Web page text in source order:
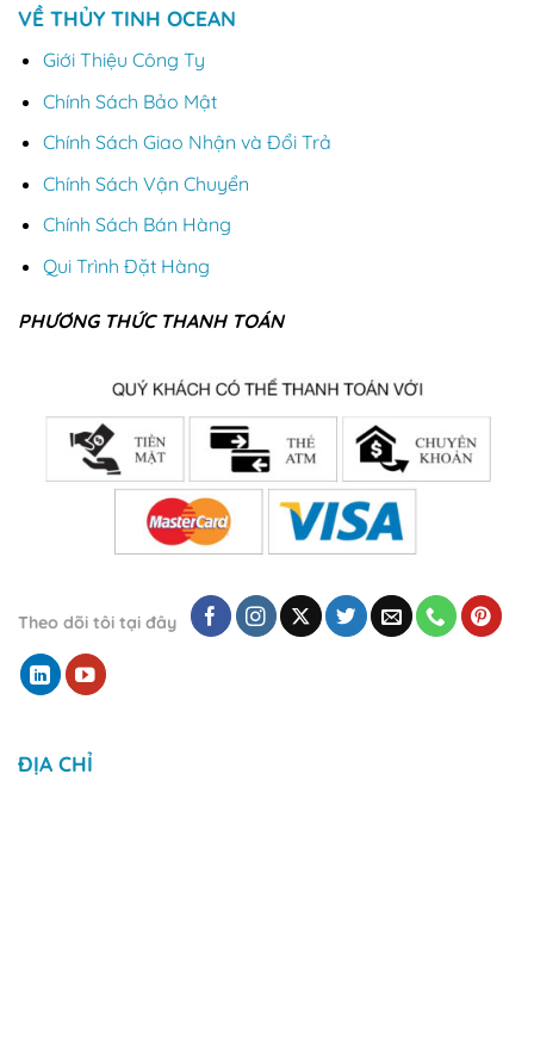
VỀ THỦY TINH OCEAN
Giới Thiệu Công Ty
Chính Sách Bảo Mật
Chính Sách Giao Nhận và Đổi Trả
Chính Sách Vận Chuyển
Chính Sách Bán Hàng
Qui Trình Đặt Hàng
PHƯƠNG THỨC THANH TOÁN
Theo dõi tôi tại đây
ĐỊA CHỈ